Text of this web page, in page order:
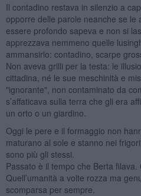
Il contadino restava in silenzio a
opporre delle parole neanche se le
essere profondo sapeva e non si
apprezzava nemmeno quelle
ammansirlo: contadino, scarpe
Non aveva grilli per la testa: le
cittadina, né le sue meschinità e
"ignorante", non contaminato da
s’affaticava sulla terra che gli era
un orto o un giardino.
Oggi le pere e il formaggio non
maturano al sole e stanno nei
sono più gli stessi.
Passato è il tempo che Berta filava.
Quell’umanità a volte rozza ma
scomparsa per sempre.